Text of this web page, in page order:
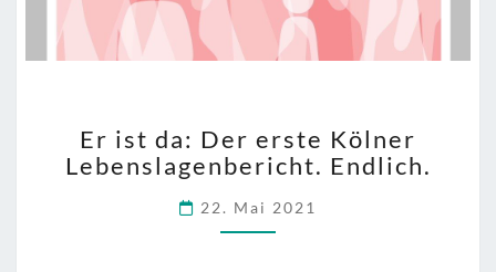
IST
DA:
ERSTE
KÖLNER
Er ist da: Der erste Kölner
Lebenslagenbericht. Endlich.
22. Mai 2021